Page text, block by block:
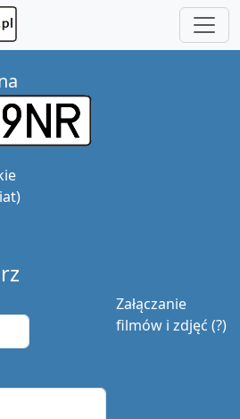
Załączanie
filmów i zdjęć (?)